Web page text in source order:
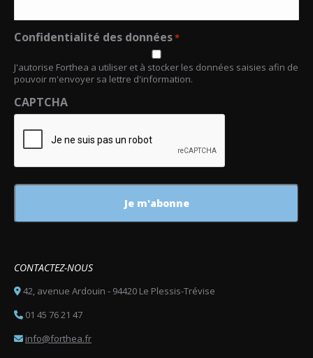
Confidentialité des données*
J'autorise Forthea a utiliser et à stocker les données saisies afin de
pouvoir m'envoyer sa lettre d'information.
CAPTCHA
CONTACTEZ-NOUS
42, avenue Ardouin - 94420 Le Plessis-Trévise
01 45 76 21 47
info@forthea.fr